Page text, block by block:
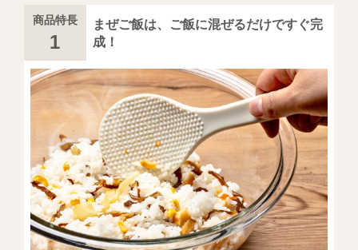
商品特長
1
まぜご飯は、ご飯に混ぜるだけですぐ完
成！